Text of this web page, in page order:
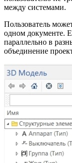
между системами.
Пользователь
одном документе.
параллельно в
объединение